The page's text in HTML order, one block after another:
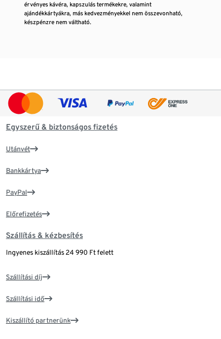
érvényes kávéra, kapszulás termékekre, valamint
ajándékkártyákra, más kedvezményekkel nem összevonható,
készpénzre nem váltható.
Egyszerű & biztonságos fizetés
Utánvét
Bankkártya
PayPal
Előrefizetés
Szállítás & kézbesítés
Ingyenes kiszállítás 24 990 Ft felett
Szállítási díj
Szállítási idő
Kiszállító partnerünk